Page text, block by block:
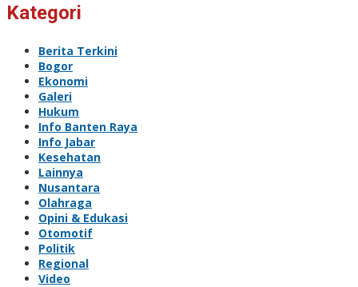
Kategori
Berita Terkini
Bogor
Ekonomi
Galeri
Hukum
Info Banten Raya
Info Jabar
Kesehatan
Lainnya
Nusantara
Olahraga
Opini & Edukasi
Otomotif
Politik
Regional
Video